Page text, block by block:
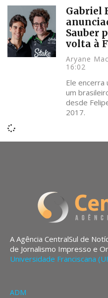
Gabriel
Sauber
volta à
Aryane
16:02
Ele encerra
um
desde
2017.
A Agência CentralSul de
de Jornalismo Impresso e
Universidade Franciscana
ADM